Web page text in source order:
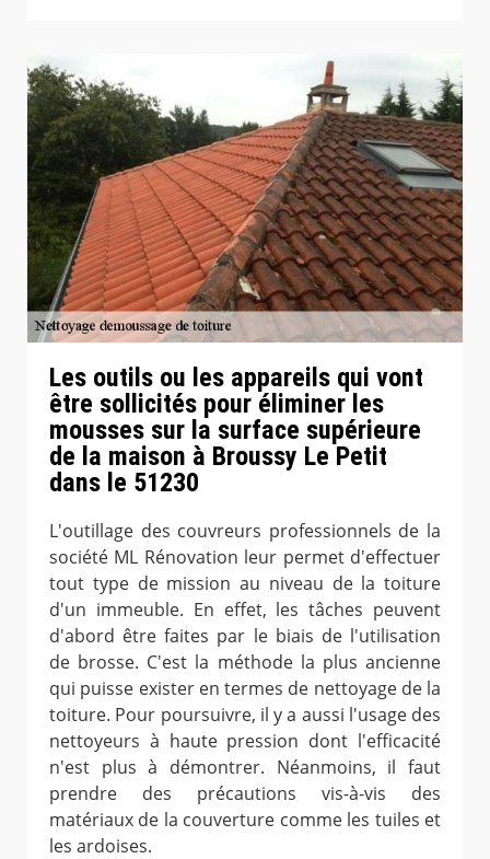
Les outils ou les appareils qui vont
être sollicités pour éliminer les
mousses sur la surface supérieure
de la maison à Broussy Le Petit
dans le 51230
L'outillage des couvreurs professionnels de la
société ML Rénovation leur permet d'effectuer
tout type de mission au niveau de la toiture
d'un immeuble. En effet, les tâches peuvent
d'abord être faites par le biais de l'utilisation
de brosse. C'est la méthode la plus ancienne
qui puisse exister en termes de nettoyage de la
toiture. Pour poursuivre, il y a aussi l'usage des
nettoyeurs à haute pression dont l'efficacité
n'est plus à démontrer. Néanmoins, il faut
prendre des précautions vis-à-vis des
matériaux de la couverture comme les tuiles et
les ardoises.